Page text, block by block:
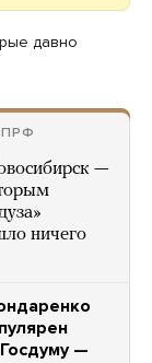
давно
—
ничего
—